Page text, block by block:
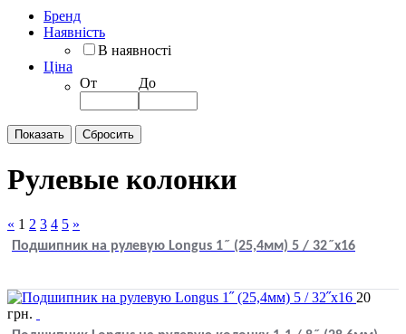
Бренд
Наявність
В наявності
Ціна
От
До
Рулевые колонки
« 1 2 3 4 5 »
Подшипник на рулевую Longus 1˝ (25,4мм) 5 / 32˝x16
20
грн.